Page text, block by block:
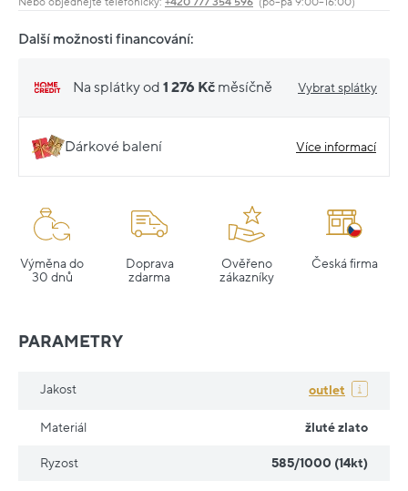
Nebo objednejte telefonicky: +420 777 354 596 (po–pá 9:00–16:00)
Další možnosti financování:
Na splátky od 1 276 Kč měsíčně Vybrat splátky
Dárkové balení Více informací
Výměna do
30 dnů
Doprava
zdarma
Ověřeno
zákazníky
Česká firma
PARAMETRY
Jakost outlet
Materiál žluté zlato
Ryzost 585/1000 (14kt)